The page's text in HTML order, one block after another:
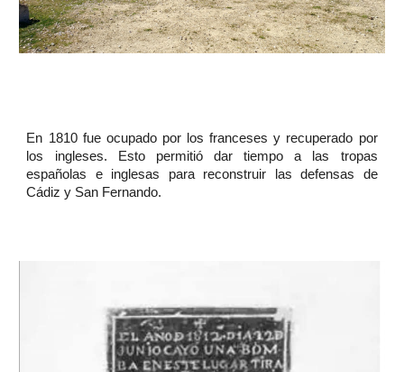
En 1810 fue ocupado por los franceses y recuperado por
los ingleses. Esto permitió dar tiempo a las tropas
españolas e inglesas para reconstruir las defensas de
Cádiz y San Fernando.